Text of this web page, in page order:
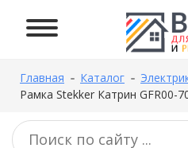
Главная Каталог
Рамка Stekker Катрин GFR00-